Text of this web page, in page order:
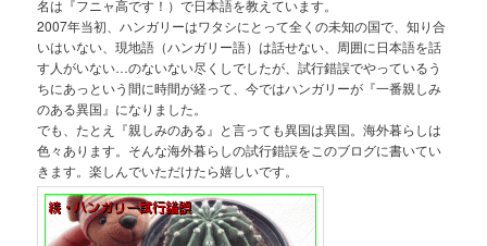
名は『フニャ高です！）で日本語を教えています。
2007年当初、ハンガリーはワタシにとって全くの未知の国で、知り合
いはいない、現地語（ハンガリー語）は話せない、周囲に日本語を話
す人がいない…のないない尽くしでしたが、試行錯誤でやっているう
ちにあっという間に時間が経って、今ではハンガリーが『一番親しみ
のある異国』になりました。
でも、たとえ『親しみのある』と言っても異国は異国。海外暮らしは
色々あります。そんな海外暮らしの試行錯誤をこのブログに書いてい
きます。楽しんでいただけたら嬉しいです。